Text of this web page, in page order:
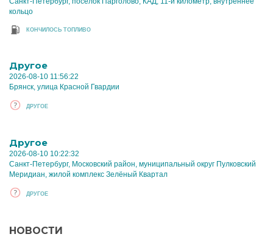
кольцо
КОНЧИЛОСЬ ТОПЛИВО
Другое
2026-08-10 11:56:22
Брянск, улица Красной Гвардии
ДРУГОЕ
Другое
2026-08-10 10:22:32
Санкт-Петербург, Московский район, муниципальный округ Пулковский
Меридиан, жилой комплекс Зелёный Квартал
ДРУГОЕ
НОВОСТИ